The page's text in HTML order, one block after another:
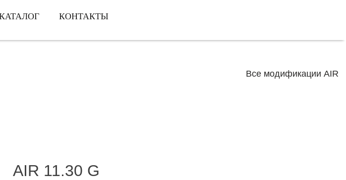
КОНТАКТЫ
Все модификации AIR
AIR 11.30 G